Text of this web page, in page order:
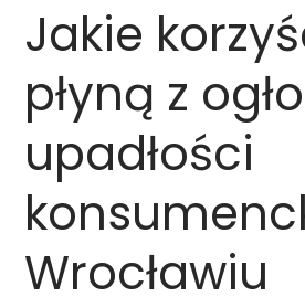
Jakie
płyną z
upadłości
Wrocławiu